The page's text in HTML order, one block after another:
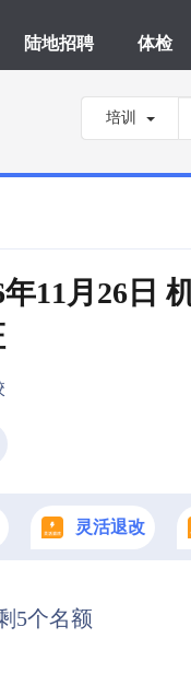
陆地招聘 体检
培训
年11月26日
灵活退改
5个名额